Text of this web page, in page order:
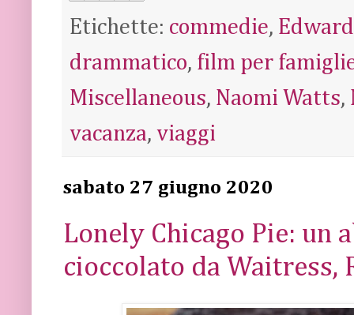
Etichette: commedie,
drammatico, film per
Miscellaneous, Naomi Watts,
vacanza, viaggi
sabato 27 giugno 2020
Lonely Chicago Pie: un
cioccolato da Waitress,